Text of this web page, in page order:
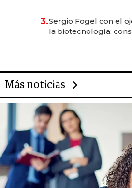
anticipación y
3.Sergio Fogel con el
la biotecnología:
Más noticias